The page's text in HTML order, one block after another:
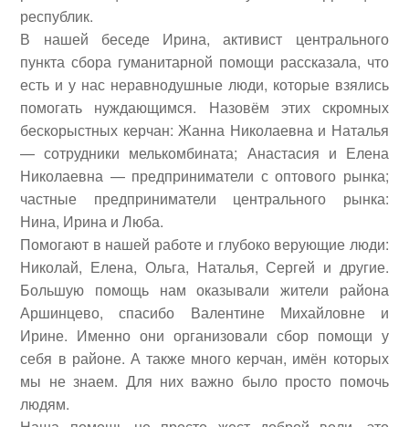
республик.
В нашей беседе Ирина, активист центрального
пункта сбора гуманитарной помощи рассказала, что
есть и у нас неравнодушные люди, которые взялись
помогать нуждающимся. Назовём этих скромных
бескорыстных керчан: Жанна Николаевна и Наталья
— сотрудники мелькомбината; Анастасия и Елена
Николаевна — предприниматели с оптового рынка;
частные предприниматели центрального рынка:
Нина, Ирина и Люба.
Помогают в нашей работе и глубоко верующие люди:
Николай, Елена, Ольга, Наталья, Сергей и другие.
Большую помощь нам оказывали жители района
Аршинцево, спасибо Валентине Михайловне и
Ирине. Именно они организовали сбор помощи у
себя в районе. А также много керчан, имён которых
мы не знаем. Для них важно было просто помочь
людям.